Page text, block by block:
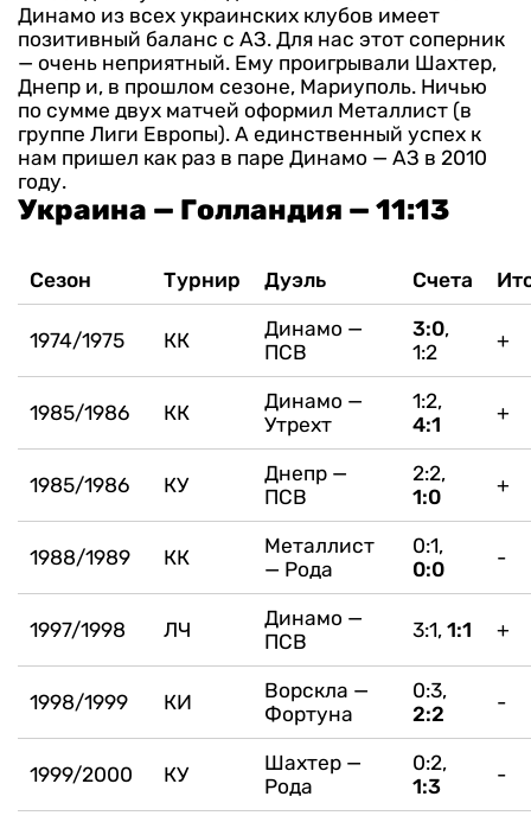
Динамо из всех украинских клубов имеет
позитивный баланс с АЗ. Для нас этот соперник
— очень неприятный. Ему проигрывали Шахтер,
Днепр и, в прошлом сезоне, Мариуполь. Ничью
по сумме двух матчей оформил Металлист (в
группе Лиги Европы). А единственный успех к
нам пришел как раз в паре Динамо — АЗ в 2010
году.
Украина — Голландия — 11:13
Сезон Турнир Дуэль Счета
1974/1975 КК
Динамо —
ПСВ
3:0,
1:2
+
1985/1986 КК
Динамо —
Утрехт
1:2,
4:1
+
1985/1986 КУ
Днепр —
ПСВ
2:2,
1:0
+
1988/1989 КК
Металлист
— Рода
0:1,
0:0
-
1997/1998 ЛЧ
Динамо —
ПСВ
3:1, 1:1 +
1998/1999 КИ
Ворскла —
Фортуна
0:3,
2:2
-
1999/2000 КУ
Шахтер —
Рода
0:2,
1:3
-